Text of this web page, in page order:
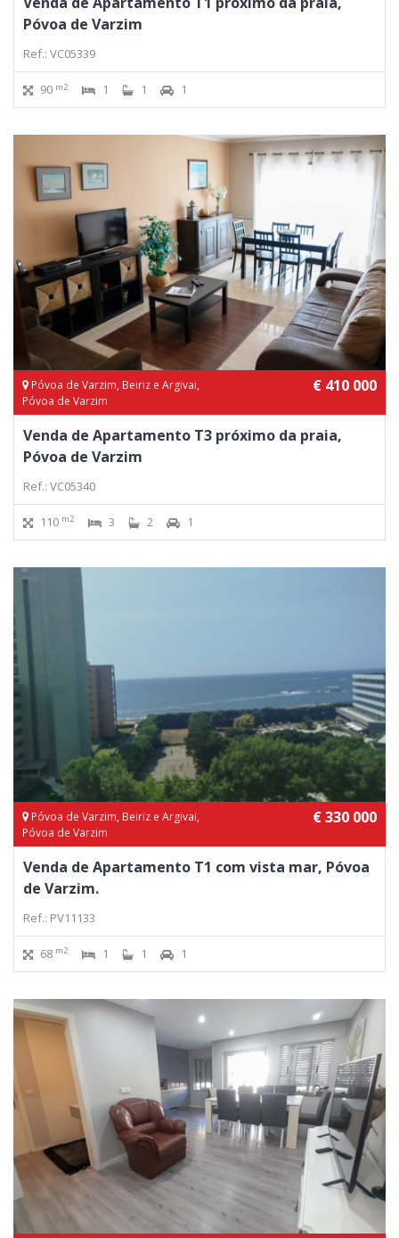
Póvoa de Varzim
Ref.: VC05339
90 m2 1 1 1
Póvoa de Varzim, Beiriz e Argivai,
Póvoa de Varzim
€ 410 000
Venda de Apartamento T3 próximo da praia,
Póvoa de Varzim
Ref.: VC05340
110 m2 3 2 1
Póvoa de Varzim, Beiriz e Argivai,
Póvoa de Varzim
€ 330 000
Venda de Apartamento T1 com vista mar, Póvoa
de Varzim.
Ref.: PV11133
68 m2 1 1 1